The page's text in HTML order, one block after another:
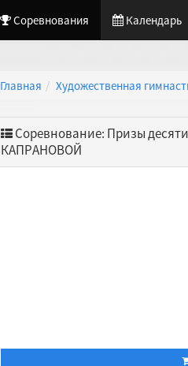
Соревнования Календарь
Главная Художественная
Соревнование: Призы
КАПРАНОВОЙ